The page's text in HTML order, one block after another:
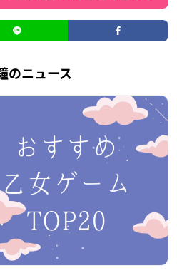
のニュース